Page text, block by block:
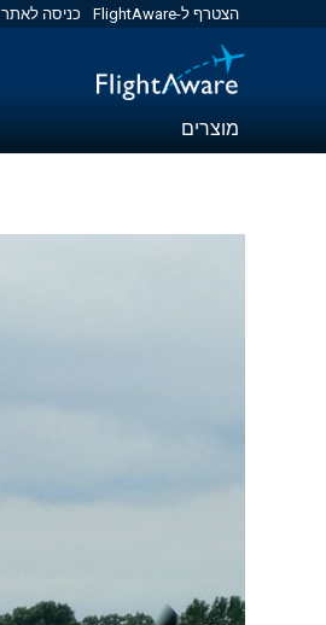
הצטרף ל-FlightAware כניסה לאתר
מוצרים